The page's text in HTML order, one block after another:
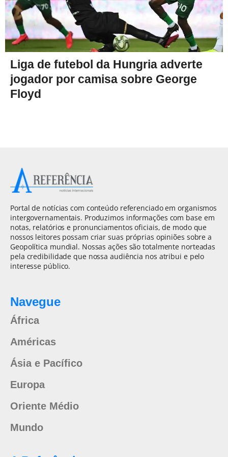
Liga de futebol da Hungria adverte
jogador por camisa sobre George
Floyd
Portal de notícias com conteúdo referenciado em organismos
intergovernamentais. Produzimos informações com base em
notas, relatórios e pronunciamentos oficiais, de modo que
nossos leitores possam criar suas próprias opiniões sobre a
Geopolítica mundial. Nossas ações são totalmente norteadas
pela credibilidade que nossa audiência nos atribui e pelo
interesse público.
Navegue
África
Américas
Ásia e Pacífico
Europa
Oriente Médio
Mundo